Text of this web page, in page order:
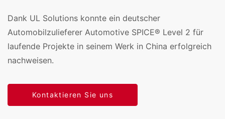
Dank UL Solutions konnte ein deutscher
Automobilzulieferer Automotive SPICE® Level 2 für
laufende Projekte in seinem Werk in China erfolgreich
nachweisen.
Kontaktieren Sie uns